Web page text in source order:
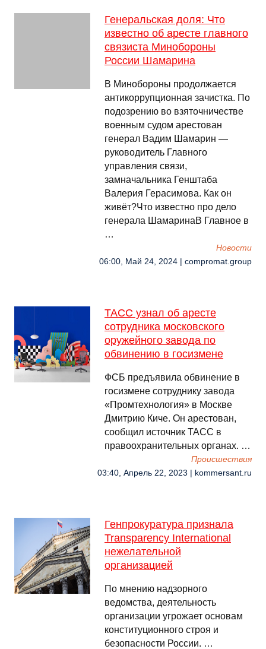
Генеральская доля: Что
известно об аресте главного
связиста Минобороны
России Шамарина
В Минобороны продолжается
антикоррупционная зачистка. По
подозрению во взяточничестве
военным судом арестован
генерал Вадим Шамарин —
руководитель Главного
управления связи,
замначальника Генштаба
Валерия Герасимова. Как он
живёт?Что известно про дело
генерала ШамаринаВ Главное в
…
Новости
06:00, Май 24, 2024 | compromat.group
ТАСС узнал об аресте
сотрудника московского
оружейного завода по
обвинению в госизмене
ФСБ предъявила обвинение в
госизмене сотруднику завода
«Промтехнология» в Москве
Дмитрию Киче. Он арестован,
сообщил источник ТАСС в
правоохранительных органах. …
Происшествия
03:40, Апрель 22, 2023 | kommersant.ru
Генпрокуратура признала
Transparеncy International
нежелательной
организацией
По мнению надзорного
ведомства, деятельность
организации угрожает основам
конституционного строя и
безопасности России. …